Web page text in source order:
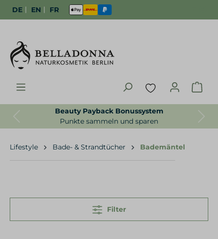
DE | EN | FR
Beauty Payback Bonussystem
Punkte sammeln und sparen
Previous Next
Lifestyle Bade- & Strandtücher Bademäntel
Filter